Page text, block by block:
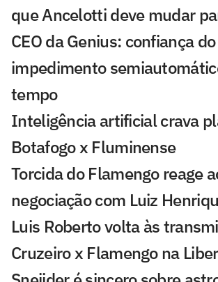
que Ancelotti deve mudar
CEO da Genius: confiança
impedimento
tempo
Inteligência artificial crava
Botafogo x Fluminense
Torcida do Flamengo reage
negociação com Luiz
Luis Roberto volta às
Cruzeiro x Flamengo na